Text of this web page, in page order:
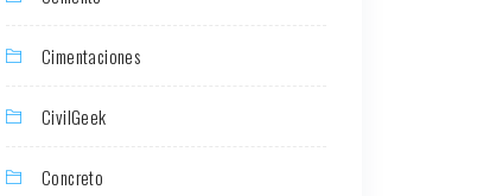
Cimentaciones
CivilGeek
Concreto